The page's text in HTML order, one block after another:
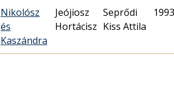
Nikolósz
és
Kaszándra
Jeójiosz
Hortácisz
Seprődi
Kiss Attila